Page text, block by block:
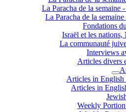
La Paracha de la semaine
La Paracha de la
Fondations
Israël et les nations,
La communauté
Interviews
Articles divers
Articles in English
Articles in
Weekly